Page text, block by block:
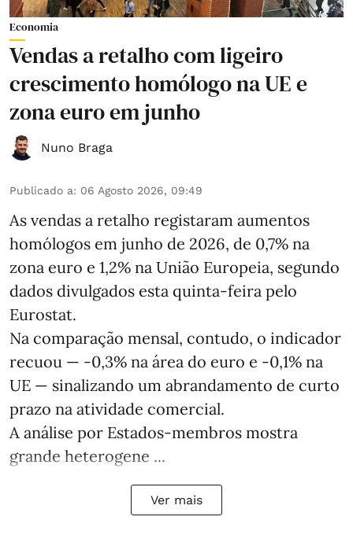
Economia
Vendas a retalho com ligeiro
crescimento homólogo na UE e
zona euro em junho
Nuno Braga
Publicado a: 06 Agosto 2026, 09:49
As vendas a retalho registaram aumentos
homólogos em junho de 2026, de 0,7% na
zona euro e 1,2% na União Europeia, segundo
dados divulgados esta quinta-feira pelo
Eurostat.
Na comparação mensal, contudo, o indicador
recuou — -0,3% na área do euro e -0,1% na
UE — sinalizando um abrandamento de curto
prazo na atividade comercial.
A análise por Estados‑membros mostra
grande heterogene ...
Ver mais